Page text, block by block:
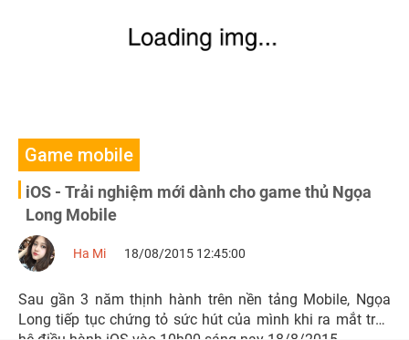
Game mobile
iOS - Trải nghiệm mới dành cho game thủ Ngọa
Long Mobile
Ha Mi 18/08/2015 12:45:00
Sau gần 3 năm thịnh hành trên nền tảng Mobile, Ngọa
Long tiếp tục chứng tỏ sức hút của mình khi ra mắt trên